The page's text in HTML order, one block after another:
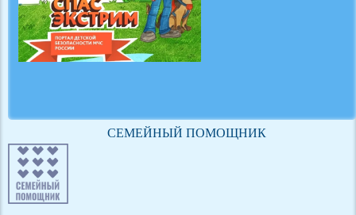
СЕМЕЙНЫЙ ПОМОЩНИК